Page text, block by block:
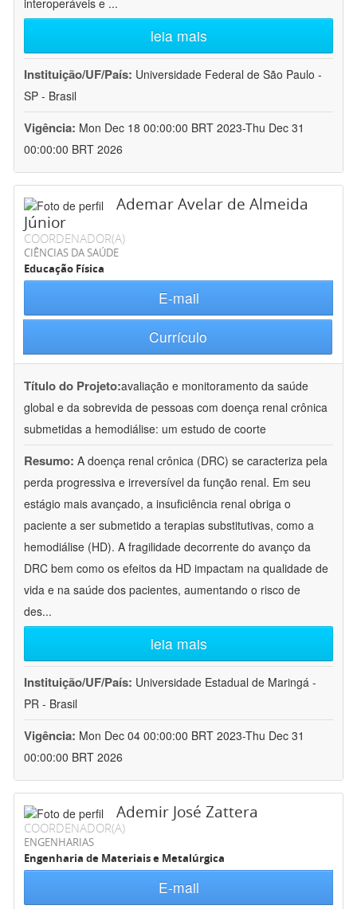
interoperáveis e ...
leia mais
Instituição/UF/País: Universidade Federal de São Paulo -
SP - Brasil
Vigência: Mon Dec 18 00:00:00 BRT 2023-Thu Dec 31
00:00:00 BRT 2026
Ademar Avelar de Almeida
Júnior
COORDENADOR(A)
CIÊNCIAS DA SAÚDE
Educação Física
E-mail
Currículo
Título do Projeto:avaliação e monitoramento da saúde
global e da sobrevida de pessoas com doença renal crônica
submetidas a hemodiálise: um estudo de coorte
Resumo: A doença renal crônica (DRC) se caracteriza pela
perda progressiva e irreversível da função renal. Em seu
estágio mais avançado, a insuficiência renal obriga o
paciente a ser submetido a terapias substitutivas, como a
hemodiálise (HD). A fragilidade decorrente do avanço da
DRC bem como os efeitos da HD impactam na qualidade de
vida e na saúde dos pacientes, aumentando o risco de
des...
leia mais
Instituição/UF/País: Universidade Estadual de Maringá -
PR - Brasil
Vigência: Mon Dec 04 00:00:00 BRT 2023-Thu Dec 31
00:00:00 BRT 2026
Ademir José Zattera
COORDENADOR(A)
ENGENHARIAS
Engenharia de Materiais e Metalúrgica
E-mail